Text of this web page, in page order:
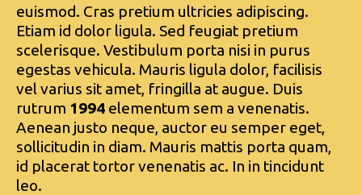
euismod. Cras pretium ultricies adipiscing.
Etiam id dolor ligula. Sed feugiat pretium
scelerisque. Vestibulum porta nisi in purus
egestas vehicula. Mauris ligula dolor, facilisis
vel varius sit amet, fringilla at augue. Duis
rutrum 1994 elementum sem a venenatis.
Aenean justo neque, auctor eu semper eget,
sollicitudin in diam. Mauris mattis porta quam,
id placerat tortor venenatis ac. In in tincidunt
leo.